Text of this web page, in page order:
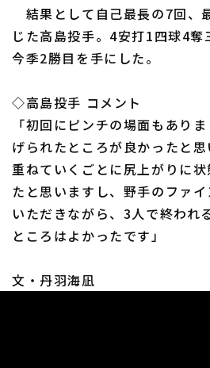
利用規約 プラ
運営会社（別ウィンドウで開く） よく
結果として自己最長の7回、
じた高島投手。4安打1四球4奪
今季2勝目を手にした。
◇高島投手 コメント
「初回にピンチの場面もあり
げられたところが良かったと
重ねていくごとに尻上がりに
たと思いますし、野手のファ
いただきながら、3人で終われ
ところはよかったです」
文・丹羽海凪